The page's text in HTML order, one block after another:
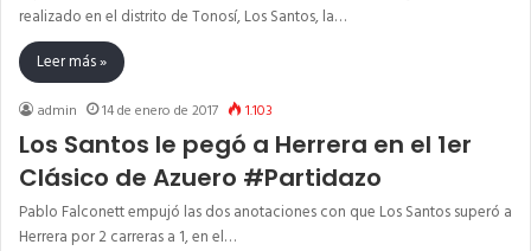
realizado en el distrito de Tonosí, Los Santos, la…
Leer más »
admin 14 de enero de 2017 1.103
Los Santos le pegó a Herrera en el 1er
Clásico de Azuero #Partidazo
Pablo Falconett empujó las dos anotaciones con que Los Santos superó a
Herrera por 2 carreras a 1, en el…